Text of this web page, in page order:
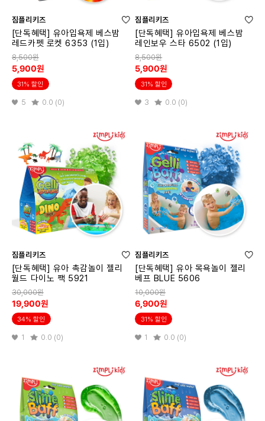
짐플리키즈
[단독혜택] 유아입욕제 베스밤
레드카펫 로켓 6353 (1입)
8,500원
5,900원
31% 할인
5 0.0 (0)
짐플리키즈
[단독혜택] 유아입욕제 베스밤
레인보우 스타 6502 (1입)
8,500원
5,900원
31% 할인
3 0.0 (0)
짐플리키즈
[단독혜택] 유아 촉감놀이 젤리
월드 다이노 팩 5921
30,000원
19,900원
34% 할인
1 0.0 (0)
짐플리키즈
[단독혜택] 유아 목욕놀이 젤리
베프 BLUE 5606
10,000원
6,900원
31% 할인
1 0.0 (0)